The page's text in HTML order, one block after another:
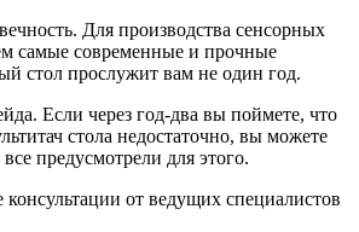
Для производства сенсорных
самые современные и прочные
стол прослужит вам не один год.
Если через год-два вы поймете, что
стола недостаточно, вы можете
предусмотрели для этого.
от ведущих специалистов